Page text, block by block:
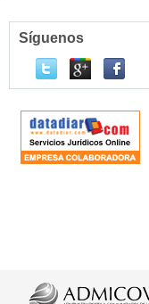
Síguenos